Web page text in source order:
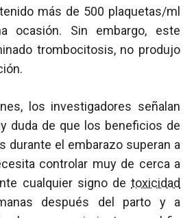
más de 500 plaquetas/ml
ocasión. Sin embargo, este
trombocitosis, no produjo
los investigadores señalan
duda de que los beneficios de
durante el embarazo superan a
controlar muy de cerca a
cualquier signo de toxicidad
después del parto y a